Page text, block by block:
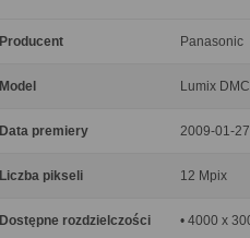
Producent Panasonic
Model Lumix
Data premiery 2009-01-27
Liczba pikseli 12 Mpix
Dostępne rozdzielczości
• 4000 x